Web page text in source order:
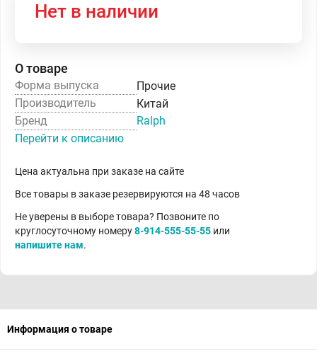
Нет в наличии
О товаре
Форма выпуска
Прочие
Производитель
Китай
Бренд
Ralph
Перейти к описанию
Цена актуальна при заказе на сайте
Все товары в заказе резервируются на 48 часов
Не уверены в выборе товара? Позвоните по
круглосуточному номеру8-914-555-55-55 или
напишите нам.
Информация о товаре